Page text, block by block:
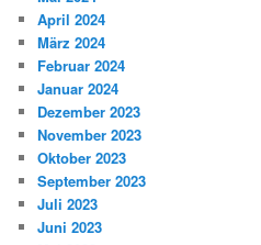
April 2024
März 2024
Februar 2024
Januar 2024
Dezember 2023
November 2023
Oktober 2023
September 2023
Juli 2023
Juni 2023